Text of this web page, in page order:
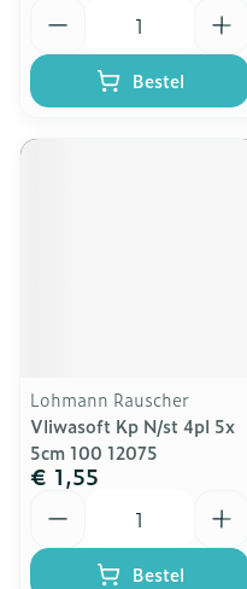
Bestel
Lohmann Rauscher
Vliwasoft Kp N/st 4pl 5x
5cm 100 12075
€ 1,55
Bestel